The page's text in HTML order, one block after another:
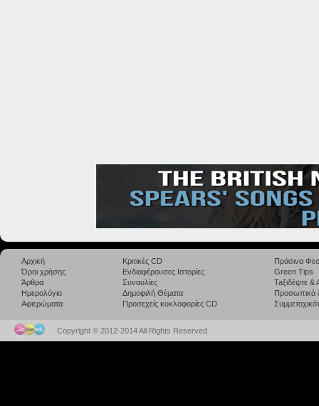
Αρχική
Όροι χρήσης
Άρθρα
Ημερολόγιο
Αφιερώματα
Κριτικές CD
Ενδιαφέρουσες Ιστορίες
Συναυλίες
Δημοφιλή Θέματα
Προσεχείς κυκλοφορίες CD
Πράσινα
Green Tips
Taξιδέψτε
Προσωπικά
Copyright © 2012-2014 All Rights Reserved